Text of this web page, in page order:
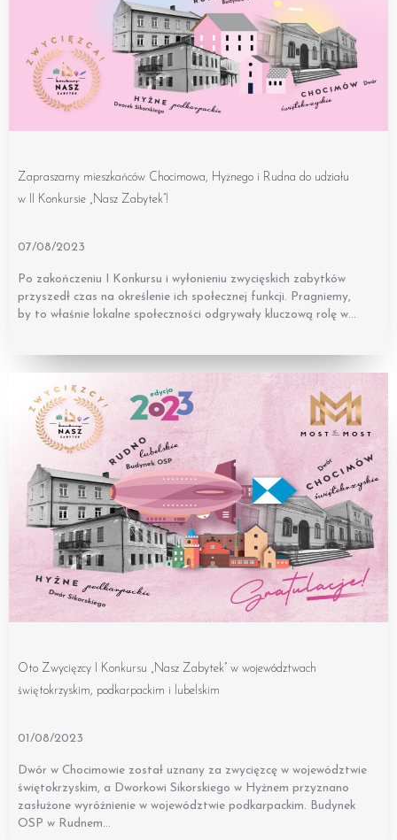
Zapraszamy mieszkańców Chocimowa, Hyżnego i Rudna do udziału
w II Konkursie „Nasz Zabytek”!
07/08/2023
Po zakończeniu I Konkursu i wyłonieniu zwycięskich zabytków
przyszedł czas na określenie ich społecznej funkcji. Pragniemy,
by to właśnie lokalne społeczności odgrywały kluczową rolę w…
Oto Zwycięzcy I Konkursu „Nasz Zabytek” w województwach
świętokrzyskim, podkarpackim i lubelskim
01/08/2023
Dwór w Chocimowie został uznany za zwycięzcę w województwie
świętokrzyskim, a Dworkowi Sikorskiego w Hyżnem przyznano
zasłużone wyróżnienie w województwie podkarpackim. Budynek
OSP w Rudnem…